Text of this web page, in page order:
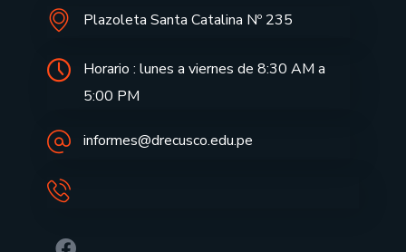
Plazoleta Santa Catalina Nº 235
Horario : lunes a viernes de 8:30 AM a
5:00 PM
informes@drecusco.edu.pe